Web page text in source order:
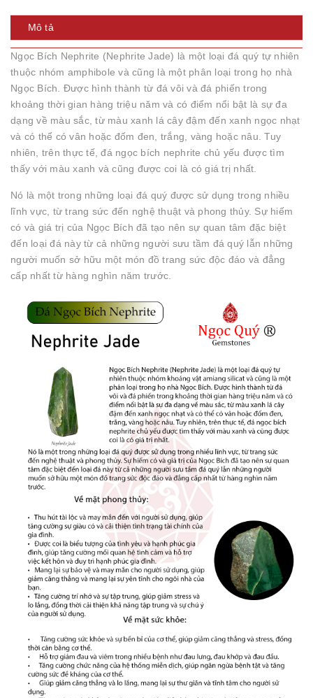
Mô tả
Ngọc Bích Nephrite (Nephrite Jade) là một loại đá quý tự nhiên
thuộc nhóm amphibole và cũng là một phân loại trong họ nhà
Ngọc Bích. Được hình thành từ đá vôi và đá phiến trong
khoảng thời gian hàng triệu năm và có điểm nổi bật là sự đa
dạng về màu sắc, từ màu xanh lá cây đậm đến xanh ngọc nhạt
và có thể có vân hoặc đốm đen, trắng, vàng hoặc nâu. Tuy
nhiên, trên thực tế, đá ngọc bích nephrite chủ yếu được tìm
thấy với màu xanh và cũng được coi là có giá trị nhất.
Nó là một trong những loại đá quý được sử dụng trong nhiều
lĩnh vực, từ trang sức đến nghệ thuật và phong thủy. Sự hiếm
có và giá trị của Ngọc Bích đã tạo nên sự quan tâm đặc biệt
đến loại đá này từ cả những người sưu tầm đá quý lẫn những
người muốn sở hữu một món đồ trang sức độc đáo và đẳng
cấp nhất từ hàng nghìn năm trước.